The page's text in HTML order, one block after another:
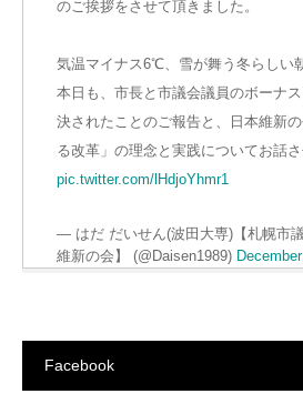
のご挨拶をさせて頂きました。
気温マイナス6℃、雪が舞う冬らしい
本日も、市長と市議会議員のボーナ
決されたことのご報告と、日本維新
る改革」の理念と実践についてお話
pic.twitter.com/lHdjoYhmr1
— はだ だいせん(波田大専)【札幌市
維新の会】 (@Daisen1989)
Facebook